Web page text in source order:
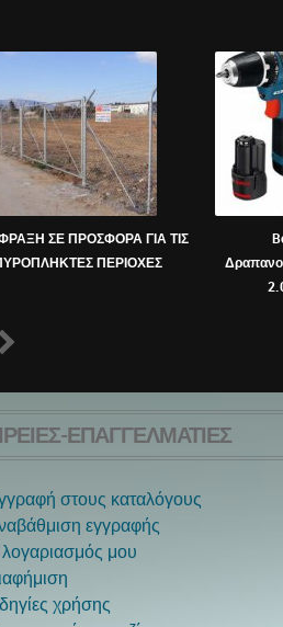
ΣΕ ΠΡΟΣΦΟΡΑ ΓΙΑ ΤΙΣ
ΠΕΡΙΟΧΕΣ
ΕΠΑΓΓΕΛΜΑΤΊΕΣ
στους καταλόγους
εγγραφής
λογαριασμός μου
χρήσης